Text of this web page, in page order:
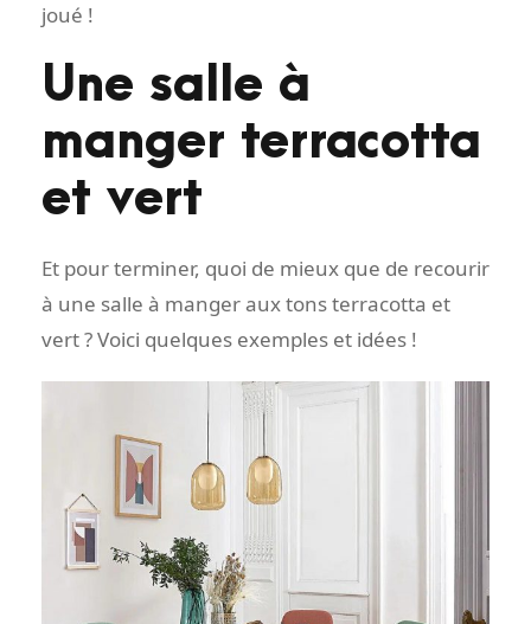
joué !
Une salle à
manger terracotta
et vert
Et pour terminer, quoi de mieux que de recourir
à une salle à manger aux tons terracotta et
vert ? Voici quelques exemples et idées !